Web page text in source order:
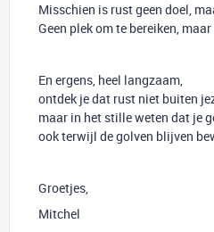
Misschien is rust geen doel,
Geen plek om te bereiken,
En ergens, heel langzaam,
ontdek je dat rust niet buiten
maar in het stille weten dat je
ook terwijl de golven blijven
Groetjes,
Mitchel